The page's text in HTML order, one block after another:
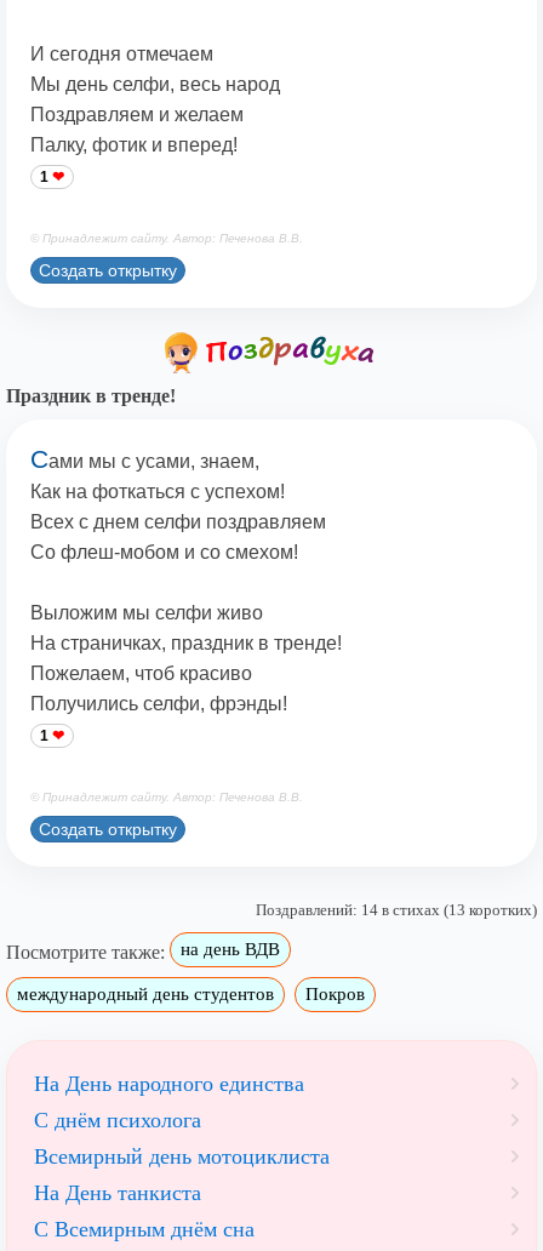
И сегодня отмечаем
Мы день селфи, весь народ
Поздравляем и желаем
Палку, фотик и вперед!
1
© Принадлежит сайту. Автор: Печенова В.В.
Создать открытку
Праздник в тренде!
Сами мы с усами, знаем,
Как на фоткаться с успехом!
Всех с днем селфи поздравляем
Со флеш-мобом и со смехом!
Выложим мы селфи живо
На страничках, праздник в тренде!
Пожелаем, чтоб красиво
Получились селфи, фрэнды!
1
© Принадлежит сайту. Автор: Печенова В.В.
Создать открытку
Поздравлений: 14 в стихах (13 коротких)
Посмотрите также: на день ВДВ
международный день студентов Покров
На День народного единства
С днём психолога
Всемирный день мотоциклиста
На День танкиста
С Всемирным днём сна